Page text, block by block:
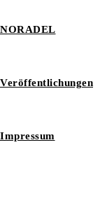
NORADEL
Veröffentlichungen
Impressum